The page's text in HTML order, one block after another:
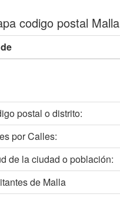
codigo postal Malla
postal o distrito:
por Calles:
de la ciudad o población:
de Malla